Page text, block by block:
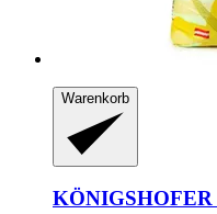
Warenkorb
KÖNIGSHOFER